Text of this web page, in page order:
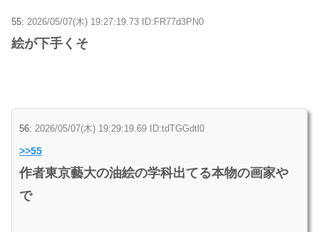
55: 2026/05/07(木) 19:27:19.73 ID:FR77d3PN0
絵が下手くそ
56: 2026/05/07(木) 19:29:19.69 ID:tdTGGdtl0
>>55
作者東京藝大の油絵の学科出てる本物の画家や
で